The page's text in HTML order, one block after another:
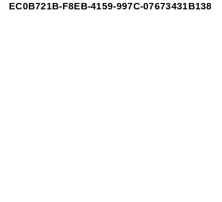
EC0B721B-F8EB-4159-997C-07673431B138